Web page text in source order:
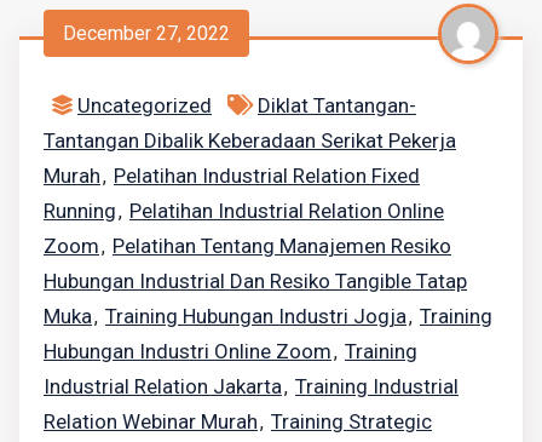
December 27, 2022
Uncategorized
Diklat Tantangan-
Tantangan Dibalik Keberadaan Serikat Pekerja
Murah, Pelatihan Industrial Relation Fixed
Running, Pelatihan Industrial Relation Online
Zoom, Pelatihan Tentang Manajemen Resiko
Hubungan Industrial Dan Resiko Tangible Tatap
Muka, Training Hubungan Industri Jogja, Training
Hubungan Industri Online Zoom, Training
Industrial Relation Jakarta, Training Industrial
Relation Webinar Murah, Training Strategic